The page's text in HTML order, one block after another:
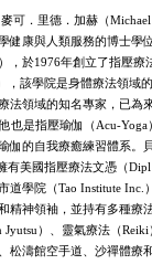
可．里德．加赫（Michael
健康與人類服務的博士學
，於1976年創立了指壓療
，該學院是身體療法領域
法領域的知名專家，已為
也是指壓瑜伽（Acu-Yoga
伽的自我療癒練習體系。
有美國指壓療法文憑（
道學院（Tao Institute Inc.
精神領袖，並持有多種療
Jyutsu）、靈氣療法（
松濤館空手道、沙禪體療